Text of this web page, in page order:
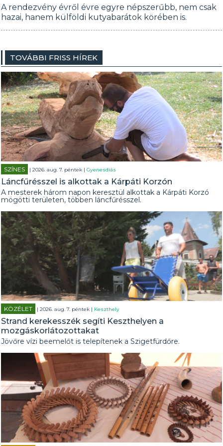
A rendezvény évről évre egyre népszerűbb, nem csak
hazai, hanem külföldi kutyabarátok körében is.
TOVÁBBI FRISS HÍREK
SZÍNES | 2026. aug. 7. péntek |Gyenesdiás
Láncfűrésszel is alkottak a Kárpáti Korzón
A mesterek három napon keresztül alkottak a Kárpáti Korzó
mögötti területen, többen láncfűrésszel.
KÖZÉLET | 2026. aug. 7. péntek | Keszthely
Strand kerekesszék segíti Keszthelyen a
mozgáskorlátozottakat
Jövőre vízi beemelőt is telepítenek a Szigetfürdőre.